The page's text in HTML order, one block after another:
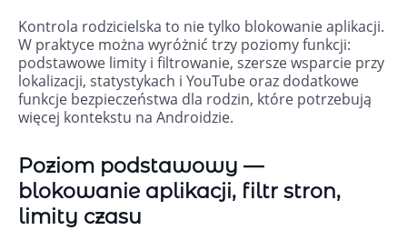
Kontrola rodzicielska to nie tylko blokowanie aplikacji.
W praktyce można wyróżnić trzy poziomy funkcji:
podstawowe limity i filtrowanie, szersze wsparcie przy
lokalizacji, statystykach i YouTube oraz dodatkowe
funkcje bezpieczeństwa dla rodzin, które potrzebują
więcej kontekstu na Androidzie.
Poziom podstawowy —
blokowanie aplikacji, filtr stron,
limity czasu